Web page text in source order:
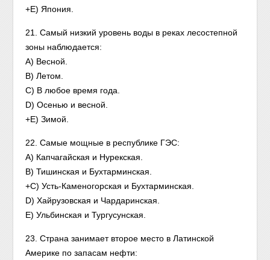
+E) Япония.
21. Самый низкий уровень воды в реках лесостепной
зоны наблюдается:
A) Весной.
B) Летом.
C) В любое время года.
D) Осенью и весной.
+E) Зимой.
22. Самые мощные в республике ГЭС:
A) Капчагайская и Нурекская.
B) Тишинская и Бухтарминская.
+C) Усть-Каменогорская и Бухтарминская.
D) Хайрузовская и Чардаринская.
E) Ульбинская и Тургусунская.
23. Страна занимает второе место в Латинской
Америке по запасам нефти: